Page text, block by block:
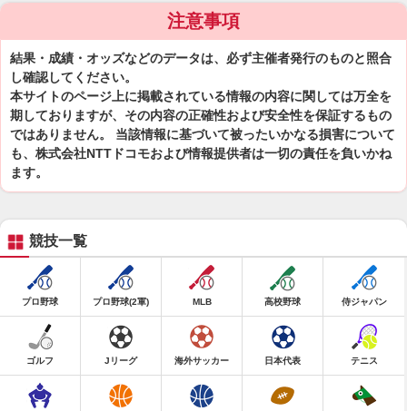
注意事項
結果・成績・オッズなどのデータは、必ず主催者発行のものと照合
し確認してください。
本サイトのページ上に掲載されている情報の内容に関しては万全を
期しておりますが、その内容の正確性および安全性を保証するもの
ではありません。 当該情報に基づいて被ったいかなる損害について
も、株式会社NTTドコモおよび情報提供者は一切の責任を負いかね
ます。
競技一覧
プロ野球 プロ野球(2軍) MLB 高校野球 侍ジャパン
ゴルフ Jリーグ 海外サッカー 日本代表 テニス